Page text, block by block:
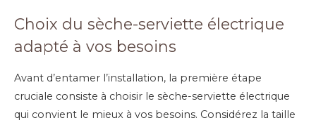
Choix du sèche-serviette électrique
adapté à vos besoins
Avant d’entamer l’installation, la première étape
cruciale consiste à choisir le sèche-serviette électrique
qui convient le mieux à vos besoins. Considérez la taille